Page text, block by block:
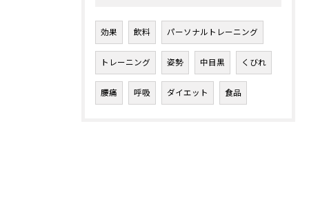
効果 飲料 パーソナルトレーニング
トレーニング 姿勢 中目黒 くびれ
腰痛 呼吸 ダイエット 食品